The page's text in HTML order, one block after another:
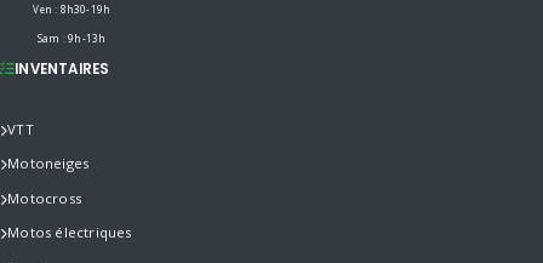
Ven : 8h30-19h
Sam : 9h-13h
INVENTAIRES
VTT
Motoneiges
Motocross
Motos électriques